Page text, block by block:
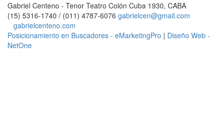
Gabriel Centeno - Tenor Teatro Colón Cuba 1930, CABA
(15) 5316-1740 / (011) 4787-6076 gabrielcen@gmail.com
gabrielcenteno.com
Posicionamiento en Buscadores - eMarketingPro | Diseño Web -
NetOne